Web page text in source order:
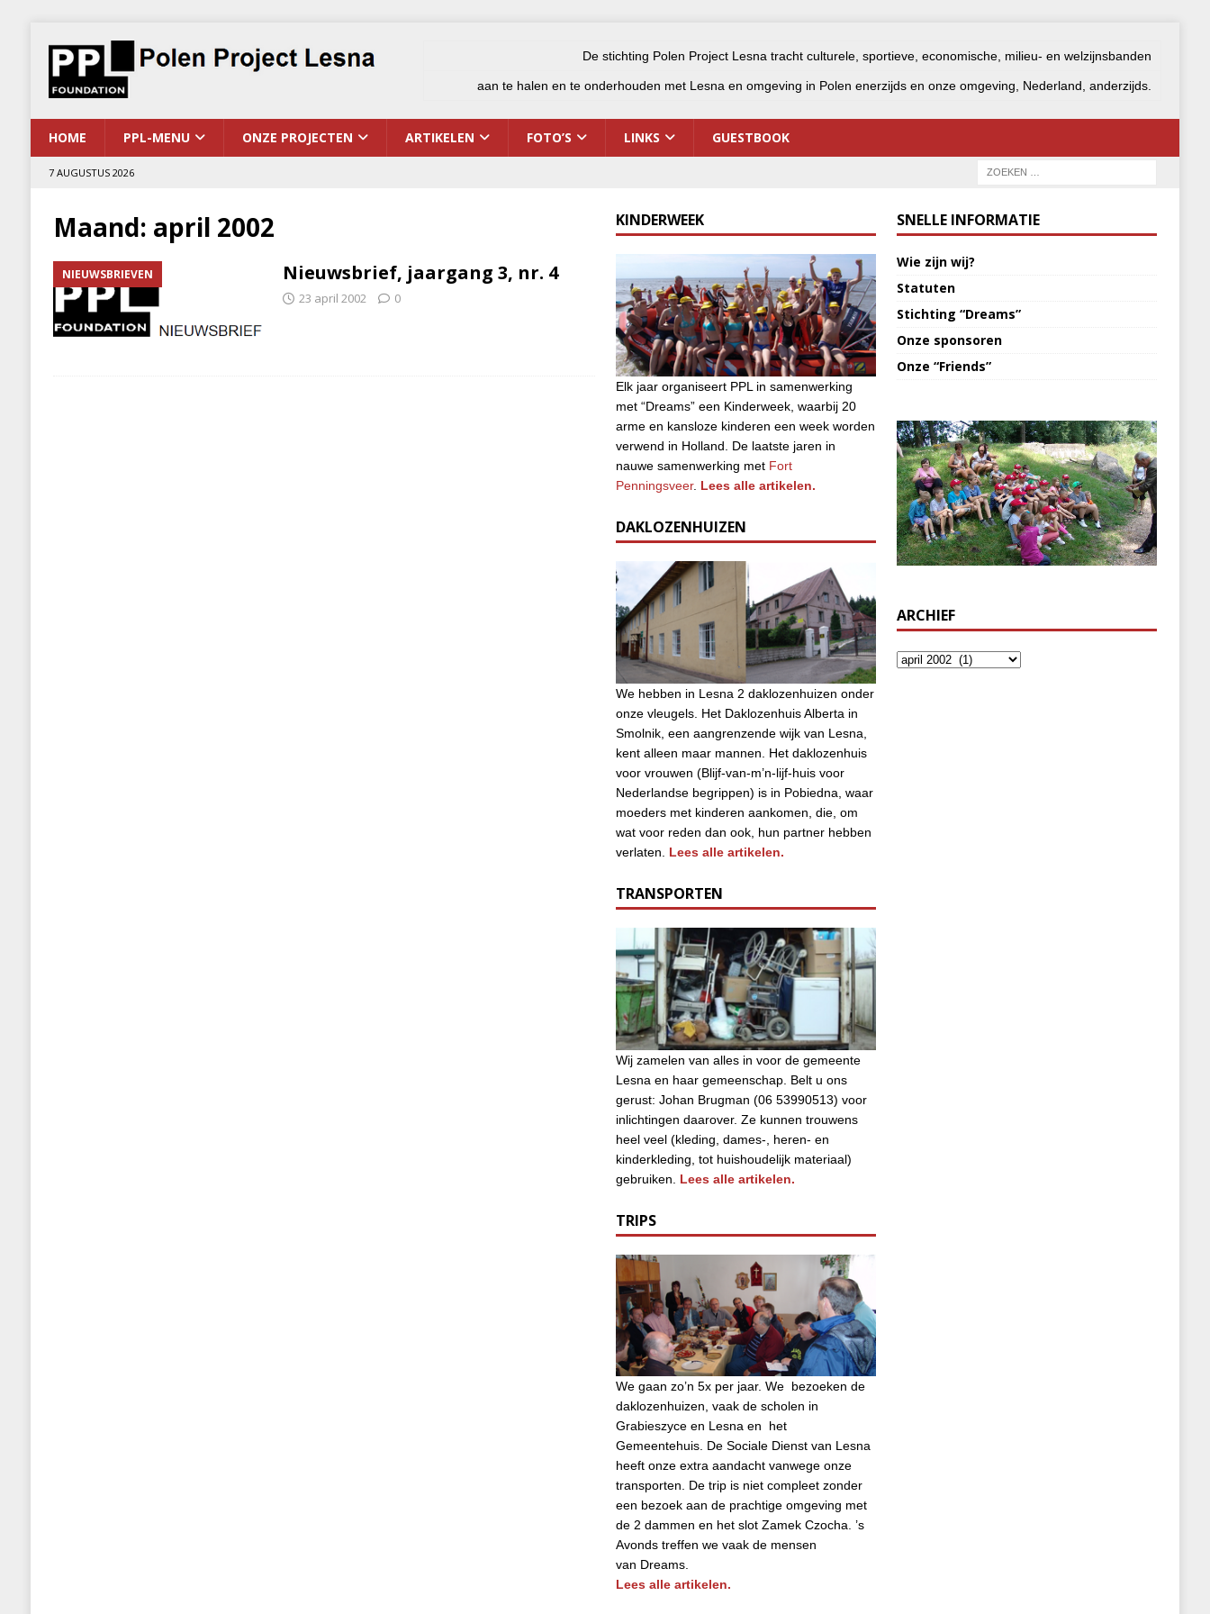
De stichting Polen Project Lesna tracht culturele, sportieve, economische, milieu- en welzijnsbanden
aan te halen en te onderhouden met Lesna en omgeving in Polen enerzijds en onze omgeving, Nederland, anderzijds.
HOME PPL-MENU ONZE PROJECTEN ARTIKELEN FOTO’S LINKS GUESTBOOK
7 AUGUSTUS 2026
Maand: april 2002
NIEUWSBRIEVEN Nieuwsbrief, jaargang 3, nr. 4
23 april 2002 0
KINDERWEEK
Elk jaar organiseert PPL in samenwerking
met “Dreams” een Kinderweek, waarbij 20
arme en kansloze kinderen een week worden
verwend in Holland. De laatste jaren in
nauwe samenwerking met Fort
Penningsveer. Lees alle artikelen.
DAKLOZENHUIZEN
We hebben in Lesna 2 daklozenhuizen onder
onze vleugels. Het Daklozenhuis Alberta in
Smolnik, een aangrenzende wijk van Lesna,
kent alleen maar mannen. Het daklozenhuis
voor vrouwen (Blijf-van-m’n-lijf-huis voor
Nederlandse begrippen) is in Pobiedna, waar
moeders met kinderen aankomen, die, om
wat voor reden dan ook, hun partner hebben
verlaten. Lees alle artikelen.
TRANSPORTEN
Wij zamelen van alles in voor de gemeente
Lesna en haar gemeenschap. Belt u ons
gerust: Johan Brugman (06 53990513) voor
inlichtingen daarover. Ze kunnen trouwens
heel veel (kleding, dames-, heren- en
kinderkleding, tot huishoudelijk materiaal)
gebruiken. Lees alle artikelen.
TRIPS
We gaan zo’n 5x per jaar. We bezoeken de
daklozenhuizen, vaak de scholen in
Grabieszyce en Lesna en het
Gemeentehuis. De Sociale Dienst van Lesna
heeft onze extra aandacht vanwege onze
transporten. De trip is niet compleet zonder
een bezoek aan de prachtige omgeving met
de 2 dammen en het slot Zamek Czocha. ’s
Avonds treffen we vaak de mensen
van Dreams.
Lees alle artikelen.
SNELLE INFORMATIE
Wie zijn wij?
Statuten
Stichting “Dreams”
Onze sponsoren
Onze “Friends”
ARCHIEF